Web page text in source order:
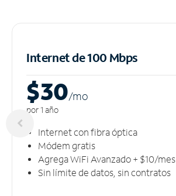
Internet de 100 Mbps
$30/mo
por 1 año
Internet con fibra óptica
Módem gratis
Agrega WiFi Avanzado + $10/mes
Sin límite de datos, sin contratos